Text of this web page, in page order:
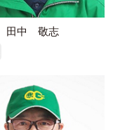
田中 敬志